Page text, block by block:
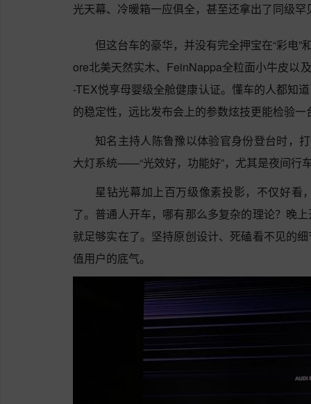
光天幕、冷暖箱一应俱全，甚至还拿出了同级
但这台车的豪华，并没有完全押宝在“彩电”
ore北美天然实木、FeinNappa全粒面小牛皮以
-TEX悦享母婴级全舱健康认证。懂车的人都知
的稳定性，远比发布会上的参数炫技更能检验
知名主持人陈鲁豫以体验官身份登台时，
大灯系统——“光效好，功能好”，尤其是夜间行
星钻光幕加上百万级像素投影，不仅好看
了。普通人开车，哪有那么多复杂的理论？晚
就足够实在了。坚持原创设计、死磕看不见的
值用户的底气。